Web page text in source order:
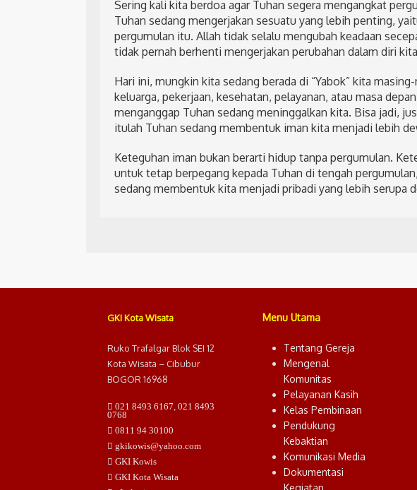
Sering kali kita berdoa agar Tuhan segera mengangkat
Tuhan sedang mengerjakan sesuatu yang lebih penting,
pergumulan itu. Allah tidak selalu mengubah keadaan
tidak pernah berhenti mengerjakan perubahan dalam diri
Hari ini, mungkin kita sedang berada di “Yabok” kita
keluarga, pekerjaan, kesehatan, pelayanan, atau masa
menganggap Tuhan sedang meninggalkan kita. Bisa jadi,
itulah Tuhan sedang membentuk iman kita menjadi lebih
Keteguhan iman bukan berarti hidup tanpa pergumulan.
untuk tetap berpegang kepada Tuhan di tengah
sedang membentuk kita menjadi pribadi yang lebih serupa
GKI Kota Wisata
Ruko Trafalgar Blok SEI 12
Kota Wisata – Cibubur
BOGOR 16968
021 8493 6167 021 8493
0768
0811 94 30100
gkikowis@yahoo.com
GKI Kowis
GKI Kota Wisata
Menu Utama
Tentang Gereja
Mengenal
Komunitas
Pelayanan Kasih
Kelas Pembinaan
Pendukung
Kebaktian
Komunikasi Media
Dokumentasi
Kegiatan